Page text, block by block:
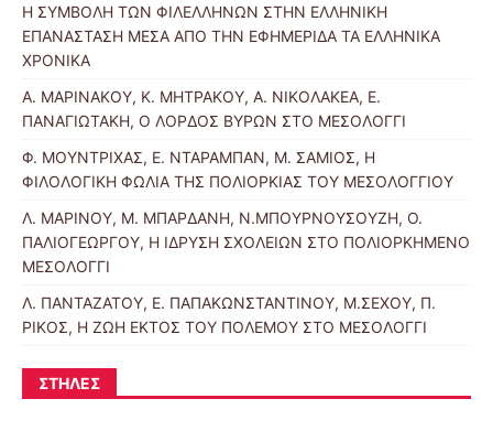
Η ΣΥΜΒΟΛΗ ΤΩΝ ΦΙΛΕΛΛΗΝΩΝ ΣΤΗΝ ΕΛΛΗΝΙΚΗ
ΕΠΑΝΑΣΤΑΣΗ ΜΕΣΑ ΑΠΟ ΤΗΝ ΕΦΗΜΕΡΙΔΑ ΤΑ ΕΛΛΗΝΙΚΑ
ΧΡΟΝΙΚΑ
Α. ΜΑΡΙΝΑΚΟΥ, Κ. ΜΗΤΡΑΚΟΥ, Α. ΝΙΚΟΛΑΚΕΑ, Ε.
ΠΑΝΑΓΙΩΤΑΚΗ, Ο ΛΟΡΔΟΣ ΒΥΡΩΝ ΣΤΟ ΜΕΣΟΛΟΓΓΙ
Φ. ΜΟΥΝΤΡΙΧΑΣ, Ε. ΝΤΑΡΑΜΠΑΝ, Μ. ΣΑΜΙΟΣ, Η
ΦΙΛΟΛΟΓΙΚΗ ΦΩΛΙΑ ΤΗΣ ΠΟΛΙΟΡΚΙΑΣ ΤΟΥ ΜΕΣΟΛΟΓΓΙΟΥ
Λ. ΜΑΡΙΝΟΥ, Μ. ΜΠΑΡΔΑΝΗ, Ν.ΜΠΟΥΡΝΟΥΣΟΥΖΗ, Ο.
ΠΑΛΙΟΓΕΩΡΓΟΥ, Η ΙΔΡΥΣΗ ΣΧΟΛΕΙΩΝ ΣΤΟ ΠΟΛΙΟΡΚΗΜΕΝΟ
ΜΕΣΟΛΟΓΓΙ
Λ. ΠΑΝΤΑΖΑΤΟΥ, Ε. ΠΑΠΑΚΩΝΣΤΑΝΤΙΝΟΥ, Μ.ΣΕΧΟΥ, Π.
ΡΙΚΟΣ, Η ΖΩΗ ΕΚΤΟΣ ΤΟΥ ΠΟΛΕΜΟΥ ΣΤΟ ΜΕΣΟΛΟΓΓΙ
ΣΤΉΛΕΣ